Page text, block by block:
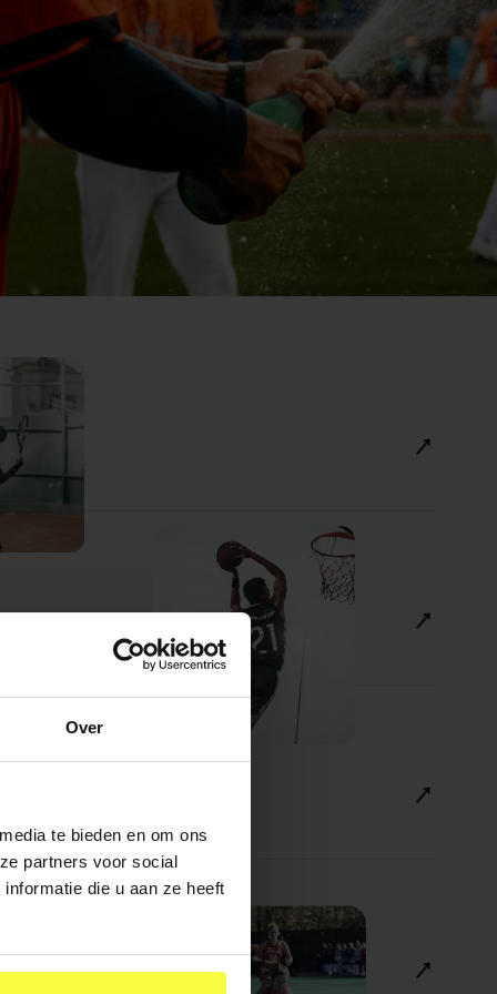
Over
te bieden en om ons
partners voor social
die u aan ze heeft